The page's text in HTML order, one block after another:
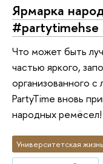
Ярмарка
#partytimehse
Что может быть
частью яркого,
организованного
PartyTime вновь
народных ремёсел!
Университетская жизнь